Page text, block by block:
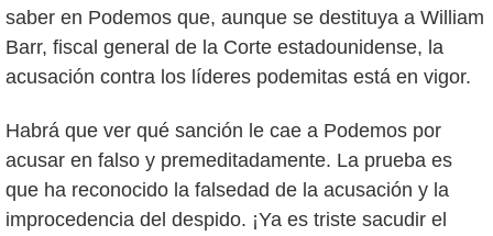
saber en Podemos que, aunque se destituya a William
Barr, fiscal general de la Corte estadounidense, la
acusación contra los líderes podemitas está en vigor.
Habrá que ver qué sanción le cae a Podemos por
acusar en falso y premeditadamente. La prueba es
que ha reconocido la falsedad de la acusación y la
improcedencia del despido. ¡Ya es triste sacudir el